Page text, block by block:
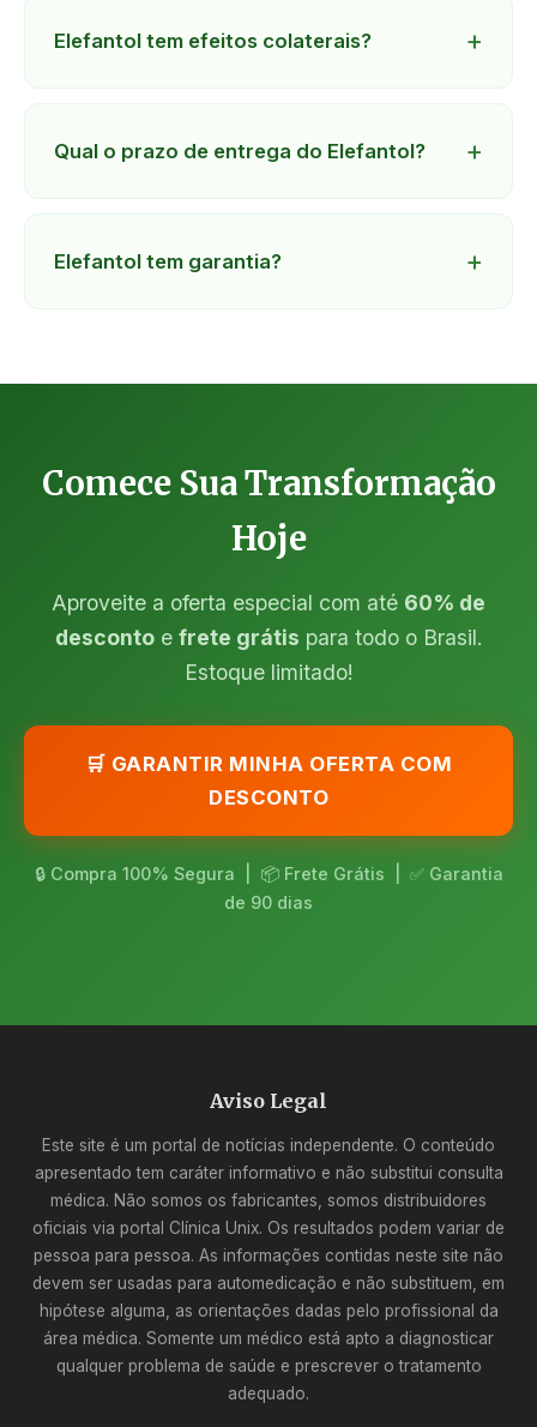
Elefantol tem efeitos colaterais?
Qual o prazo de entrega do Elefantol?
Elefantol tem garantia?
Comece Sua Transformação
Hoje
Aproveite a oferta especial com até 60% de
descontoe frete grátis para todo o Brasil.
Estoque limitado!
🛒 GARANTIR MINHA OFERTA COM
DESCONTO
🔒 Compra 100% Segura | 📦 Frete Grátis | ✅ Garantia
de 90 dias
Aviso Legal
Este site é um portal de notícias independente. O conteúdo
apresentado tem caráter informativo e não substitui consulta
médica. Não somos os fabricantes, somos distribuidores
oficiais via portal Clínica Unix. Os resultados podem variar de
pessoa para pessoa. As informações contidas neste site não
devem ser usadas para automedicação e não substituem, em
hipótese alguma, as orientações dadas pelo profissional da
área médica. Somente um médico está apto a diagnosticar
qualquer problema de saúde e prescrever o tratamento
adequado.